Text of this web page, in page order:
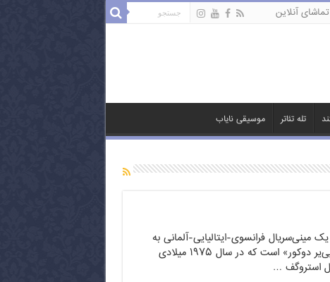
آنلاین
تله تئاتر موسیقی نایاب
مینی‌سریال فرانسوی-ایتالیایی-آلمانی به
کارگردانی «ژان پی‌یر دوکور» است که در سال ۱۹۷۵ میلادی
استروگف …